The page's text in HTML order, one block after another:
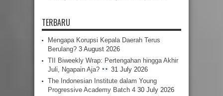
TERBARU
Mengapa Korupsi Kepala Daerah Terus
Berulang? 3 August 2026
TII Biweekly Wrap: Pertengahan hingga Akhir
Juli, Ngapain Aja?
31 July 2026
The Indonesian Institute dalam Young
Progressive Academy Batch 4 30 July 2026